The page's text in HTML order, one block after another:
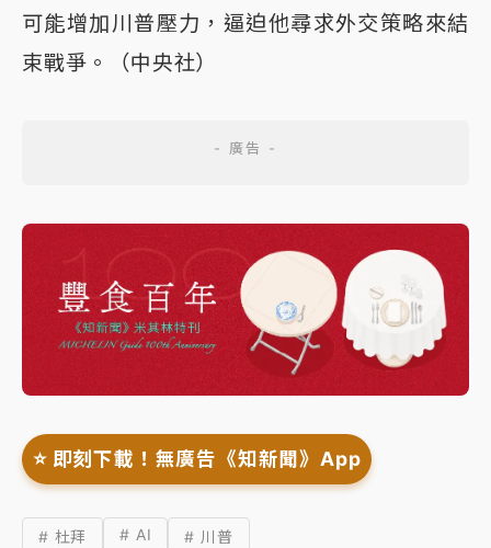
可能增加川普壓力，逼迫他尋求外交策略來結
束戰爭。（中央社）
⭐️ 即刻下載！無廣告《知新聞》App
# 杜拜 # AI # 川普